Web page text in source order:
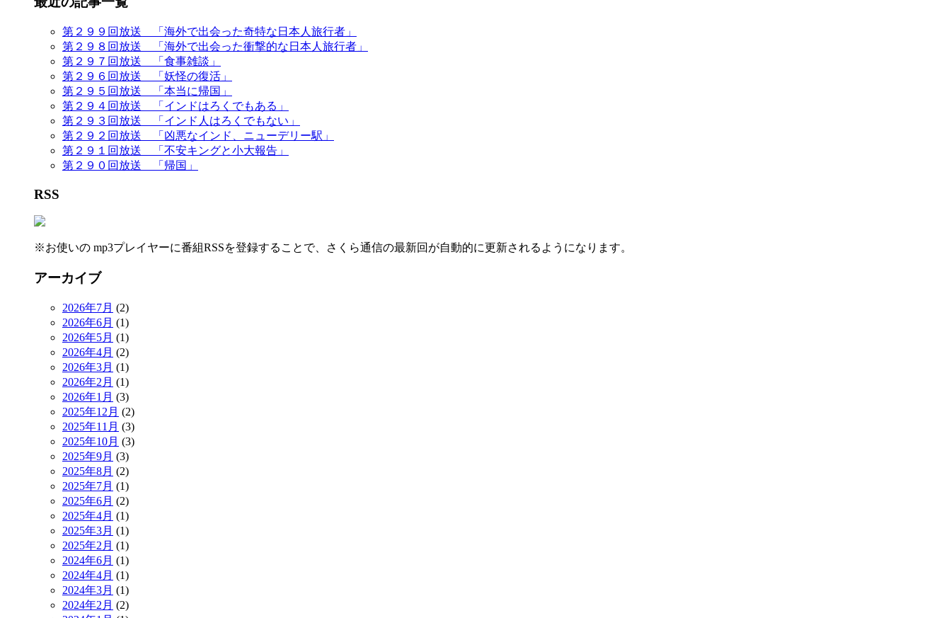
第２９９回放送 「海外で出会った奇特な日本人旅行者」
第２９８回放送 「海外で出会った衝撃的な日本人旅行者」
第２９７回放送 「食事雑談」
第２９６回放送 「妖怪の復活」
第２９５回放送 「本当に帰国」
第２９４回放送 「インドはろくでもある」
第２９３回放送 「インド人はろくでもない」
第２９２回放送 「凶悪なインド、ニューデリー駅」
第２９１回放送 「不安キングと小大報告」
第２９０回放送 「帰国」
RSS
※お使いの mp3プレイヤーに番組RSSを登録することで、さくら通信の最新回が自動的に更新されるようになります。
アーカイブ
2026年7月 (2)
2026年6月 (1)
2026年5月 (1)
2026年4月 (2)
2026年3月 (1)
2026年2月 (1)
2026年1月 (3)
2025年12月 (2)
2025年11月 (3)
2025年10月 (3)
2025年9月 (3)
2025年8月 (2)
2025年7月 (1)
2025年6月 (2)
2025年4月 (1)
2025年3月 (1)
2025年2月 (1)
2024年6月 (1)
2024年4月 (1)
2024年3月 (1)
2024年2月 (2)